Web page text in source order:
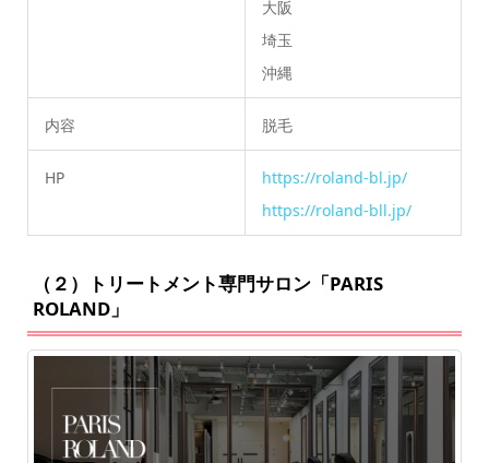
大阪
埼玉
沖縄
内容 脱毛
HP
https://roland-bl.jp/
https://roland-bll.jp/
（２）トリートメント専門サロン「PARIS
ROLAND」